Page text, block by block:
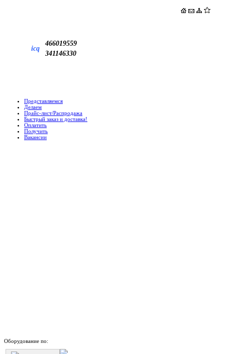
icq
466019559
341146330
Представляемся
Делаем
Прайс-лист/Распродажа
Быстрый заказ и доставка!
Оплатить
Получить
Вакансии
Оборудование по: